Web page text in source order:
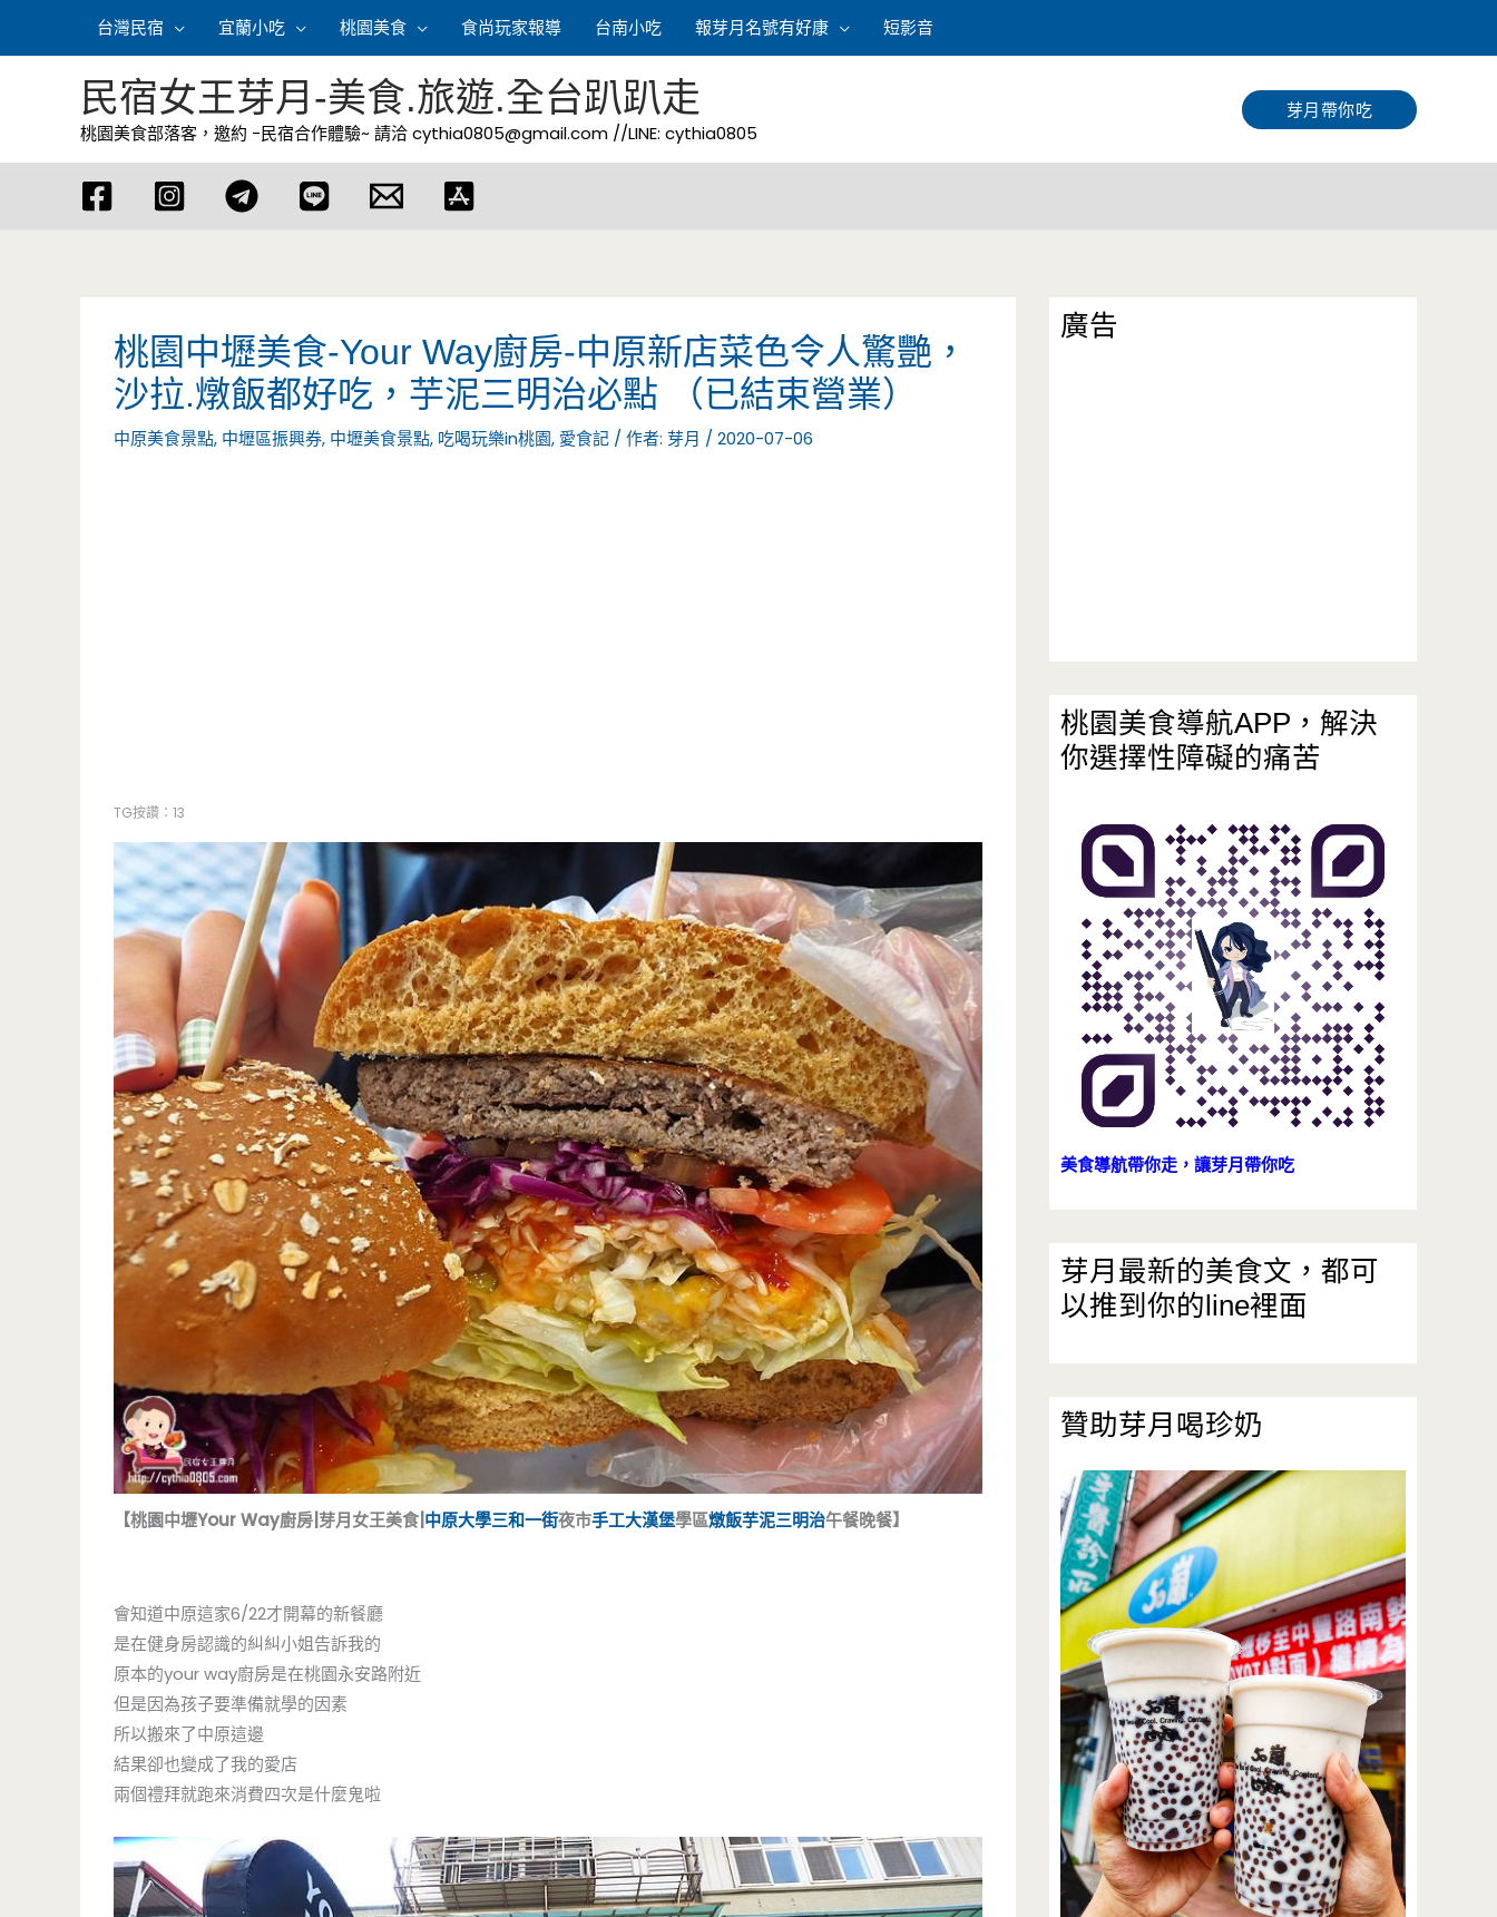
容
台灣民宿 宜蘭小吃 桃園美食 食尚玩家報導 台南小吃 報芽月名號有好康 短影音
尋
民宿女王芽月-美食.旅遊.全台趴趴走
桃園美食部落客，邀約 -民宿合作體驗~ 請洽cythia0805@gmail.com //LINE: cythia0805
芽月帶你吃
桃園中壢美食-Your Way廚房-中原新店菜色令人驚艷，
沙拉.燉飯都好吃，芋泥三明治必點 （已結束營業）
中原美食景點, 中壢區振興券, 中壢美食景點, 吃喝玩樂in桃園, 愛食記 / 作者: 芽月 / 2020-07-06
TG按讚：13
【桃園中壢Your Way廚房|芽月女王美食| 中原大學三和一街夜市手工大漢堡學區燉飯芋泥三明治午餐晚餐】
會知道中原這家6/22才開幕的新餐廳
是在健身房認識的糾糾小姐告訴我的
原本的your way廚房是在桃園永安路附近
但是因為孩子要準備就學的因素
所以搬來了中原這邊
結果卻也變成了我的愛店
兩個禮拜就跑來消費四次是什麼鬼啦
廣告
桃園美食導航APP，解決
你選擇性障礙的痛苦
美食導航帶你走，讓芽月帶你吃
芽月最新的美食文，都可
以推到你的line裡面
贊助芽月喝珍奶